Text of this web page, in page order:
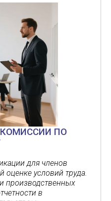
ПО
для членов
оценке условий труда.
производственных
в